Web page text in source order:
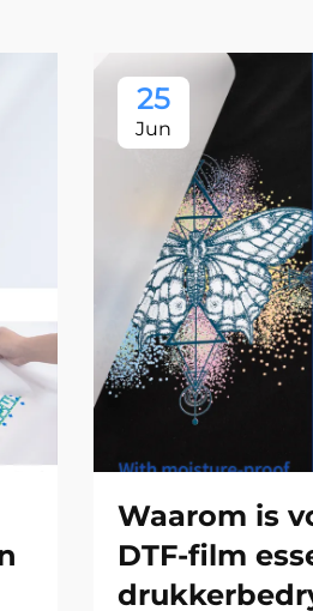
25
Jun
Waarom is
DTF-film